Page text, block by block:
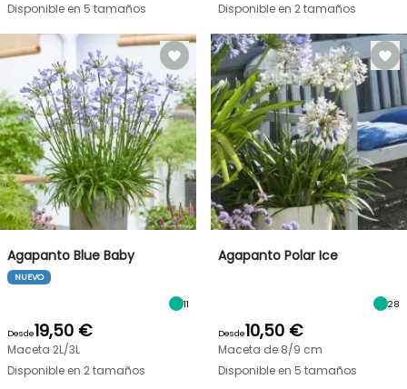
Disponible en 5 tamaños
Disponible en 2 tamaños
Agapanto Blue Baby
NUEVO
11
Desde19,50 €
Maceta 2L/3L
Disponible en 2 tamaños
Agapanto Polar Ice
28
Desde10,50 €
Maceta de 8/9 cm
Disponible en 5 tamaños